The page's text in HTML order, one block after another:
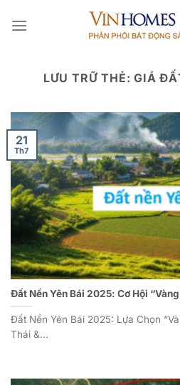
qua
LƯU TRỮ THẺ:GIÁ
Đất Nền Yên Bái 2025: Cơ Hội
Đất Nền Yên Bái 2025: Lựa Chọn
Thái &...
21
Th7